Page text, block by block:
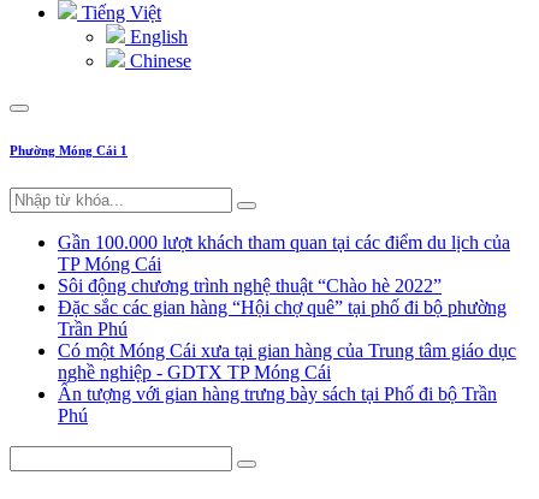
Tiếng Việt
English
Chinese
Phường Móng Cái 1
Gần 100.000 lượt khách tham quan tại các điểm du lịch của
TP Móng Cái
Sôi động chương trình nghệ thuật “Chào hè 2022”
Đặc sắc các gian hàng “Hội chợ quê” tại phố đi bộ phường
Trần Phú
Có một Móng Cái xưa tại gian hàng của Trung tâm giáo dục
nghề nghiệp - GDTX TP Móng Cái
Ấn tượng với gian hàng trưng bày sách tại Phố đi bộ Trần
Phú